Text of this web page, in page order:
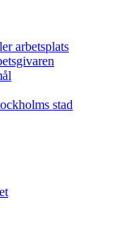
arbetsplats
stad